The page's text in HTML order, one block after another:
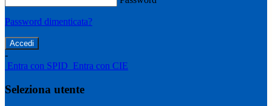
Password dimenticata?
-
Entra con SPID Entra con CIE
Seleziona utente